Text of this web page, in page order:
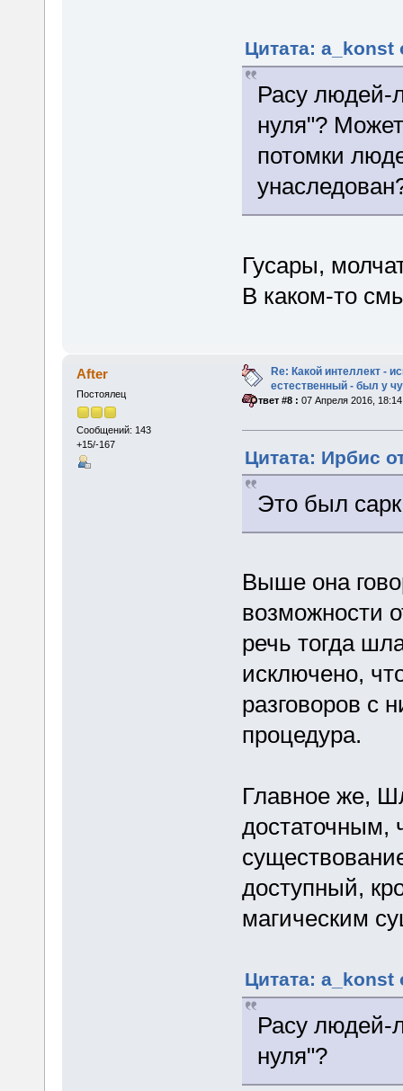
Цитата: a_konst
Расу людей-
нуля"?
потомки
Гусары,
В каком-то
After
Постоялец
Сообщений: 143
+15/-167
Re: Какой интеллект -
естественный - был у
«Ответ #8 : 07 Апреля 2016,
Цитата: Ирбис
Это был
Выше она
возможности
речь тогда
исключено,
разговоров с
процедура.
Главное же,
достаточным,
доступный,
магическим
Цитата: a_konst
Расу людей-
нуля"?